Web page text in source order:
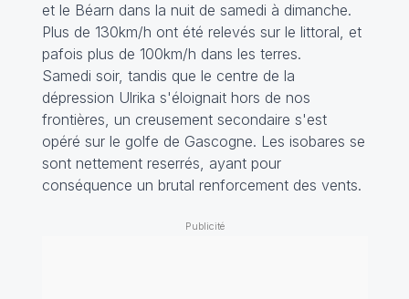
et le Béarn dans la nuit de samedi à dimanche.
Plus de 130km/h ont été relevés sur le littoral, et
pafois plus de 100km/h dans les terres.
Samedi soir, tandis que le centre de la
dépression Ulrika s'éloignait hors de nos
frontières, un creusement secondaire s'est
opéré sur le golfe de Gascogne. Les isobares se
sont nettement reserrés, ayant pour
conséquence un brutal renforcement des vents.